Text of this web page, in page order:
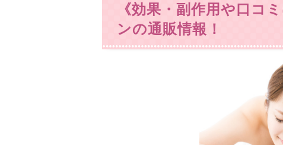
《効果・副作用や口コ
ンの通販情報！